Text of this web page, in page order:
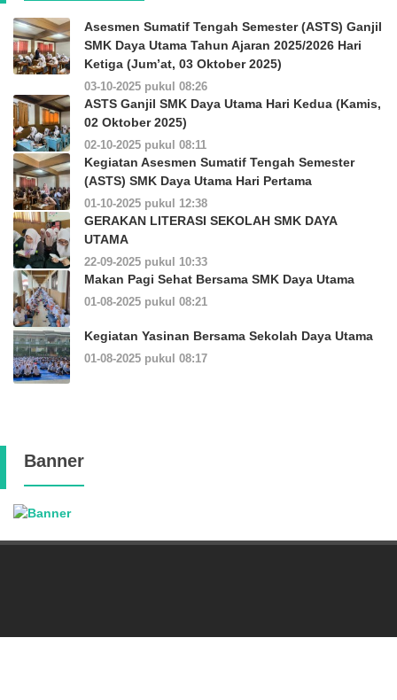
Asesmen Sumatif Tengah Semester (ASTS) Ganjil
SMK Daya Utama Tahun Ajaran 2025/2026 Hari
Ketiga (Jum’at, 03 Oktober 2025)
03-10-2025 pukul 08:26
ASTS Ganjil SMK Daya Utama Hari Kedua (Kamis,
02 Oktober 2025)
02-10-2025 pukul 08:11
Kegiatan Asesmen Sumatif Tengah Semester
(ASTS) SMK Daya Utama Hari Pertama
01-10-2025 pukul 12:38
GERAKAN LITERASI SEKOLAH SMK DAYA
UTAMA
22-09-2025 pukul 10:33
Makan Pagi Sehat Bersama SMK Daya Utama
01-08-2025 pukul 08:21
Kegiatan Yasinan Bersama Sekolah Daya Utama
01-08-2025 pukul 08:17
Banner